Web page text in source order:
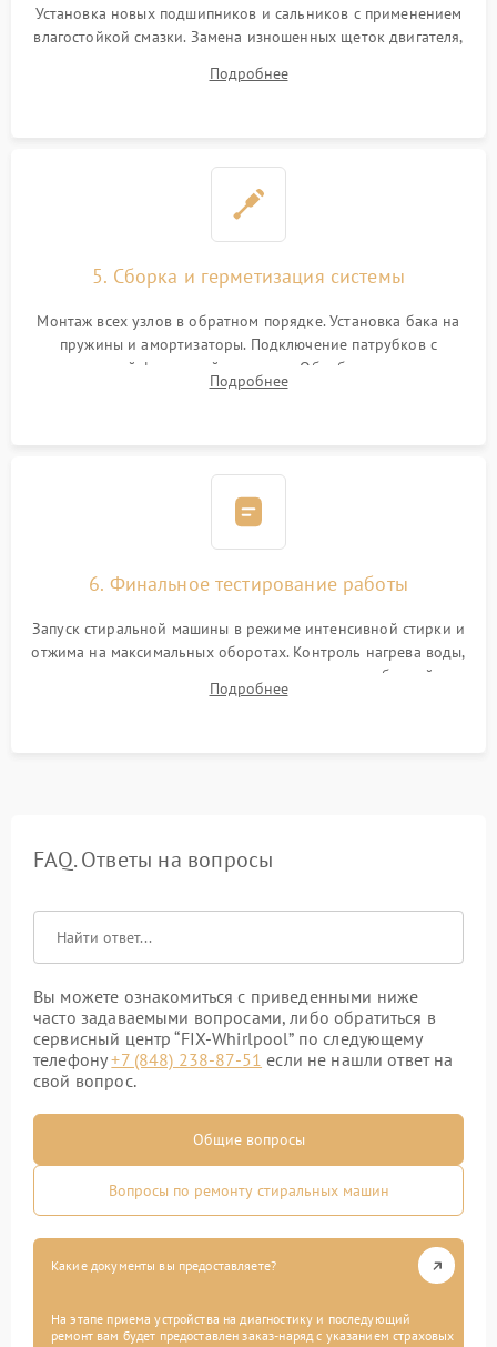
Установка новых подшипников и сальников с применением
влагостойкой смазки. Замена изношенных щеток двигателя,
или поврежденной резиновой манжеты.
Подробнее
5. Сборка и герметизация системы
Монтаж всех узлов в обратном порядке. Установка бака на
пружины и амортизаторы. Подключение патрубков с
надежной фиксацией хомутами. Обработка стыков
герметиком для предотвращения возможных протечек воды.
Подробнее
6. Финальное тестирование работы
Запуск стиральной машины в режиме интенсивной стирки и
отжима на максимальных оборотах. Контроль нагрева воды,
корректности слива, отсутствия излишних вибраций,
посторонних стуков и протечек под корпусом.
Подробнее
FAQ. Ответы на вопросы
Вы можете ознакомиться с приведенными ниже
часто задаваемыми вопросами, либо обратиться в
сервисный центр “FIX-Whirlpool” по следующему
телефону+7 (848) 238-87-51 если не нашли ответ на
свой вопрос.
Общие вопросы
Вопросы по ремонту стиральных машин
Какие документы вы предоставляете?
На этапе приема устройства на диагностику и последующий
ремонт вам будет предоставлен заказ-наряд с указанием страховых